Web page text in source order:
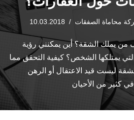
محاماة الصفقات 10.03.2018
يملك الشقة؟ أين يمكنني رؤية
يمتلكها الشخص؟ كيفية التحقق مما
ليست قيد الاعتقال أو الرهن
كثير من الأحيان